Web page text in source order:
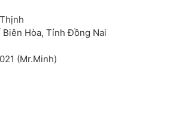
Hòa, Tỉnh Đồng Nai
(Mr.Minh)